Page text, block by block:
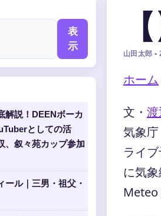
山田太郎 •
ホーム
文・
気象庁
ライ
に気
Meteo
表
示
解説！DEENボーカ
としての活
、叙々苑カップ参加
ール｜三男・祖父・